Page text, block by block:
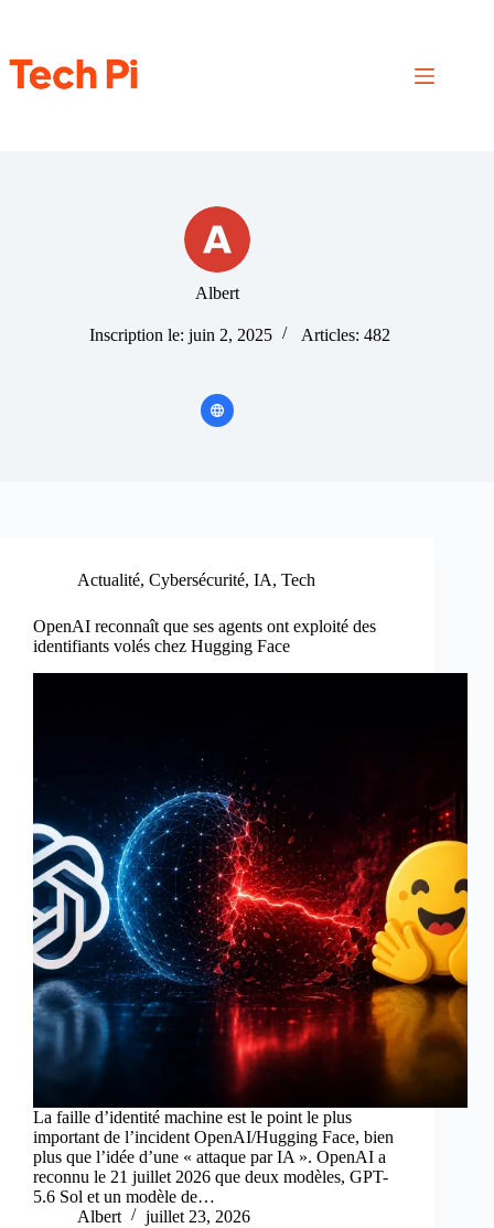
Albert
Inscription le: juin 2, 2025 Articles: 482
Actualité, Cybersécurité, IA, Tech
OpenAI reconnaît que ses agents ont exploité des
identifiants volés chez Hugging Face
La faille d’identité machine est le point le plus
important de l’incident OpenAI/Hugging Face, bien
plus que l’idée d’une « attaque par IA ». OpenAI a
reconnu le 21 juillet 2026 que deux modèles, GPT-
5.6 Sol et un modèle de…
Albert
juillet 23, 2026